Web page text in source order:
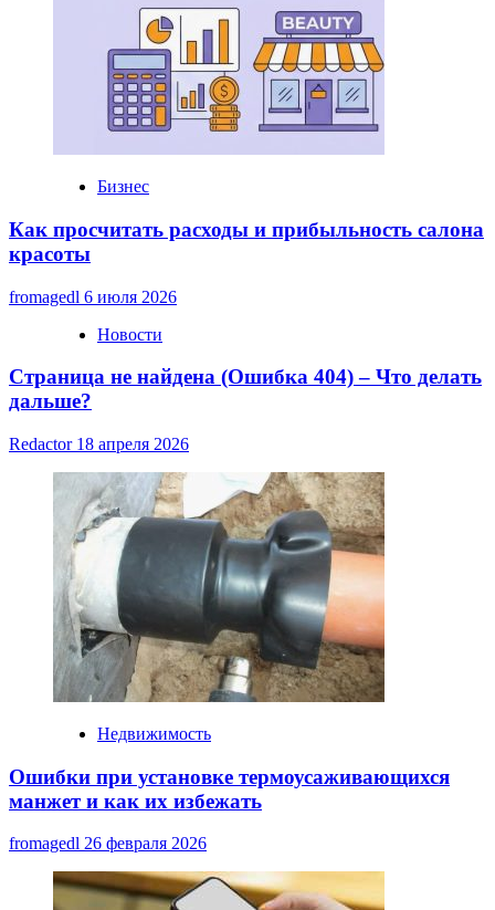
трейдингу
Бизнес
Как просчитать расходы и прибыльность салона
красоты
fromagedl 6 июля 2026
Новости
Страница не найдена (Ошибка 404) – Что делать
дальше?
Redactor 18 апреля 2026
Недвижимость
Ошибки при установке термоусаживающихся
манжет и как их избежать
fromagedl 26 февраля 2026